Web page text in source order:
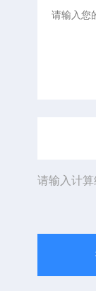
请输入计